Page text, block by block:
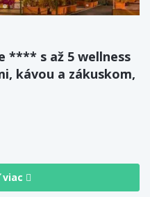
**** s až 5 wellness
kávou a zákuskom,